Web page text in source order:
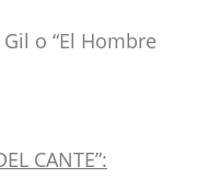
o “El Hombre
CANTE”: